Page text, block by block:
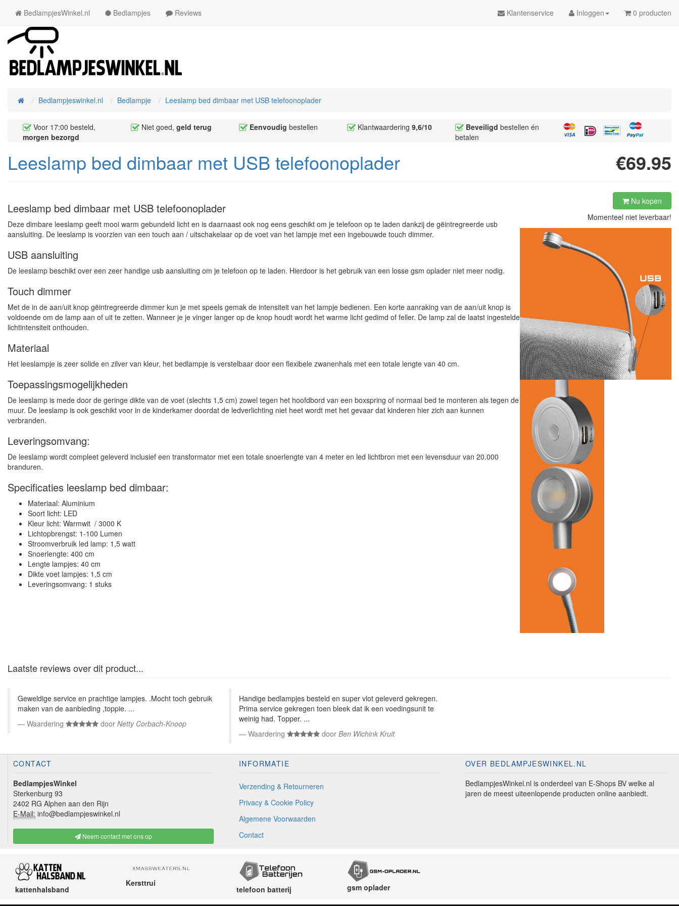
BedlampjesWinkel.nl Bedlampjes Reviews Klantenservice Inloggen 0 producten
HomeBedlampjeswinkel.nl Bedlampje Leeslamp bed dimbaar met USB telefoonoplader
Voor 17:00 besteld,
morgen bezorgd
Niet goed, geld terug Eenvoudig bestellen Klantwaardering 9,6/10 Beveiligd bestellen én
betalen
€69.95
Leeslamp bed dimbaar met USB telefoonoplader
Nu kopen
Momenteel niet leverbaar!
Leeslamp bed dimbaar met USB telefoonoplader
Deze dimbare leeslamp geeft mooi warm gebundeld licht en is daarnaast ook nog eens geschikt om je telefoon op te laden dankzij de gëintregreerde usb
aansluiting. De leeslamp is voorzien van een touch aan / uitschakelaar op de voet van het lampje met een ingebouwde touch dimmer.
USB aansluiting
De leeslamp beschikt over een zeer handige usb aansluiting om je telefoon op te laden. Hierdoor is het gebruik van een losse gsm oplader niet meer nodig.
Touch dimmer
Met de in de aan/uit knop gëintregreerde dimmer kun je met speels gemak de intensiteit van het lampje bedienen. Een korte aanraking van de aan/uit knop is
voldoende om de lamp aan of uit te zetten. Wanneer je je vinger langer op de knop houdt wordt het warme licht gedimd of feller. De lamp zal de laatst ingestelde
lichtintensiteit onthouden.
Materiaal
Het leeslampje is zeer solide en zilver van kleur, het bedlampje is verstelbaar door een flexibele zwanenhals met een totale lengte van 40 cm.
Toepassingsmogelijkheden
De leeslamp is mede door de geringe dikte van de voet (slechts 1,5 cm) zowel tegen het hoofdbord van een boxspring of normaal bed te monteren als tegen de
muur. De leeslamp is ook geschikt voor in de kinderkamer doordat de ledverlichting niet heet wordt met het gevaar dat kinderen hier zich aan kunnen
verbranden.
Leveringsomvang:
De leeslamp wordt compleet geleverd inclusief een transformator met een totale snoerlengte van 4 meter en led lichtbron met een levensduur van 20.000
branduren.
Specificaties leeslamp bed dimbaar:
Materiaal: Aluminium
Soort licht: LED
Kleur licht: Warmwit / 3000 K
Lichtopbrengst: 1-100 Lumen
Stroomverbruik led lamp: 1,5 watt
Snoerlengte: 400 cm
Lengte lampjes: 40 cm
Dikte voet lampjes: 1,5 cm
Leveringsomvang: 1 stuks
Laatste reviews over dit product...
Geweldige service en prachtige lampjes. .Mocht toch gebruik
maken van de aanbieding ,toppie. ...
Waardering
door Netty Corbach-Knoop
Handige bedlampjes besteld en super vlot geleverd gekregen.
Prima service gekregen toen bleek dat ik een voedingsunit te
weinig had. Topper. ...
Waardering
door Ben Wichink Kruit
CONTACT
BedlampjesWinkel
Sterkenburg 93
2402 RG Alphen aan den Rijn
E-Mail: info@bedlampjeswinkel.nl
Neem contact met ons op
INFORMATIE
Verzending & Retourneren
Privacy & Cookie Policy
Algemene Voorwaarden
Contact
OVER BEDLAMPJESWINKEL.NL
BedlampjesWinkel.nl is onderdeel van E-Shops BV welke al
jaren de meest uiteenlopende producten online aanbiedt.
kattenhalsband
Kersttrui
telefoon batterij gsm oplader